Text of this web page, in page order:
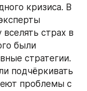
кризиса. В
страх в
были
стратегии.
подчёркивать
проблемы с